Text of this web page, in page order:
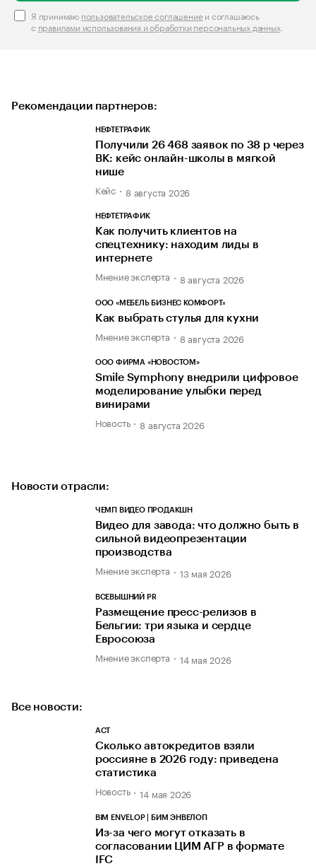
Я принимаю пользовательское соглашениеи соглашаюсь
с правилами использования и обработки персональных данных.
Рекомендации партнеров:
НЕФТЕТРАФИК
Получили 26 468 заявок по 38 р через
ВК: кейс онлайн-школы в мягкой
нише
Кейс 8 августа 2026
НЕФТЕТРАФИК
Как получить клиентов на
спецтехнику: находим лиды в
интернете
Мнение эксперта 8 августа 2026
ООО «МЕБЕЛЬ БИЗНЕС КОМФОРТ»
Как выбрать стулья для кухни
Мнение эксперта 8 августа 2026
ООО ФИРМА «НОВОСТОМ»
Smile Symphony внедрили цифровое
моделирование улыбки перед
винирами
Новость 8 августа 2026
Новости отрасли:
ЧЕМП ВИДЕО ПРОДАКШН
Видео для завода: что должно быть в
сильной видеопрезентации
производства
Мнение эксперта 13 мая 2026
ВСЕВЫШНИЙ PR
Размещение пресс-релизов в
Бельгии: три языка и сердце
Евросоюза
Мнение эксперта 14 мая 2026
Все новости:
АСТ
Сколько автокредитов взяли
россияне в 2026 году: приведена
статистика
Новость 14 мая 2026
BIM ENVELOP | БИМ ЭНВЕЛОП
Из-за чего могут отказать в
согласовании ЦИМ АГР в формате
IFC